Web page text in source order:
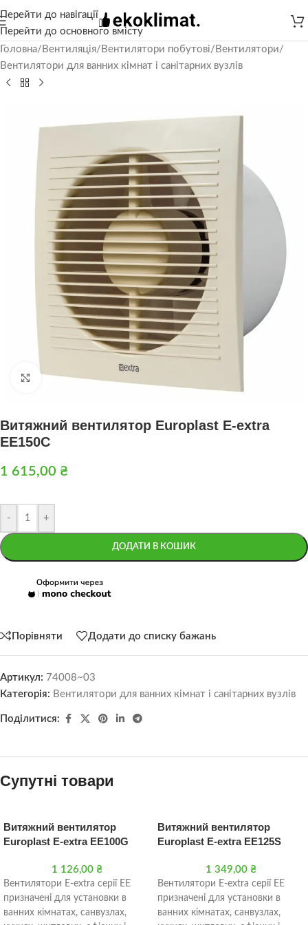
Перейти до навігації
Перейти до основного вмісту
Головна/ Вентиляція/ Вентилятори побутові/ Вентилятори/
Вентилятори для ванних кімнат і санітарних вузлів
Натисніть, щоб збільшити
Витяжний вентилятор Europlast Е-extra
EE150C
1 615,00 ₴
- +
ДОДАТИ В КОШИК
Порівняти Додати до списку бажань
Артикул: 74008~03
Категорія: Вентилятори для ванних кімнат і санітарних вузлів
Поділитися:
Супутні товари
Витяжний вентилятор
Europlast E-extra EE100G
1 126,00 ₴
Вентилятори Е-extra серії EE
призначені для установки в
ванних кімнатах, санвузлах,
Витяжний вентилятор
Europlast Е-extra EE125S
1 349,00 ₴
Вентилятори Е-extra серії EE
призначені для установки в
ванних кімнатах, санвузлах,